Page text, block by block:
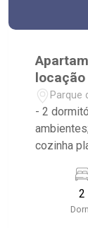
locação
Parque
- 2
cozinha
2